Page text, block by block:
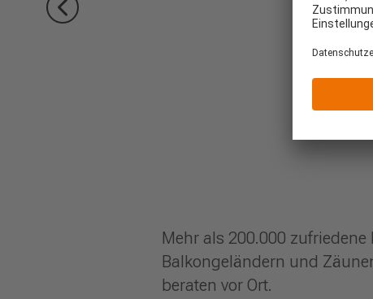
Mehr als 200.000
Balkongeländern und
beraten vor Ort.